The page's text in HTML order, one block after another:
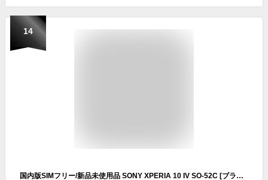
14
国内版SIMフリー/新品未使用品 SONY XPERIA 10 IV SO-52C [ブラック] Docomo版SIMフリー 白ロム スマホ 本体